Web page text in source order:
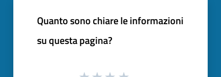
Quanto sono chiare le informazioni
su questa pagina?